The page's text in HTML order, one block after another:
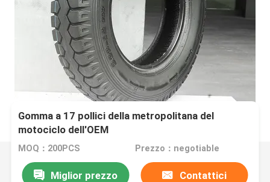
Gomma a 17 pollici della metropolitana del
motociclo dell'OEM
MOQ：200PCS Prezzo：negotiable
Miglior prezzo Contattici